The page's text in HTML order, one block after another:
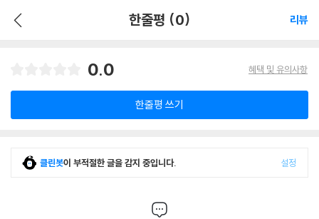
한줄평 (0) 리뷰
0.0 혜택 및 유의사항
한줄평 쓰기
클린봇이 부적절한 글을 감지 중입니다. 설정